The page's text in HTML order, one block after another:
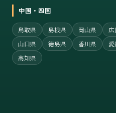
中国・四国
鳥取県 島根県 岡山県
広
山口県
徳島県 香川県
愛
高知県